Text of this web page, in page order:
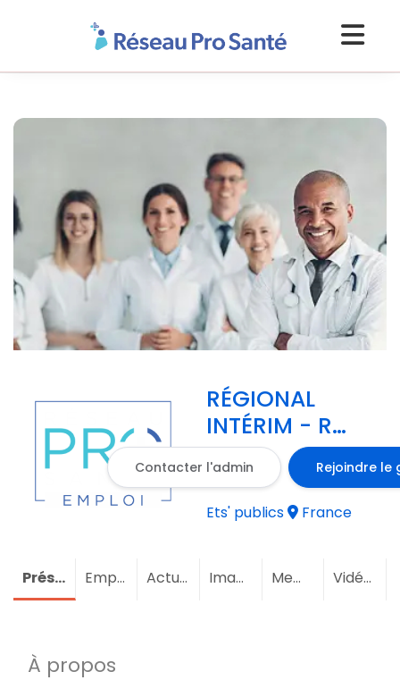
RÉGIONAL
INTÉRIM - R
INTÉRIM
Contacter l'admin Rejoindre le
Ets' publics France
Présentation Emploi Actualités Images Membres Vidéos
À propos